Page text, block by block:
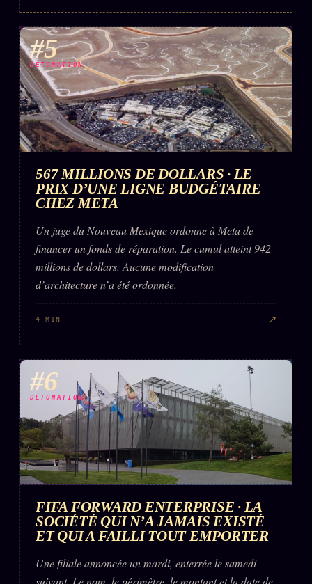
#5
DÉTONATION
567 MILLIONS DE DOLLARS · LE
PRIX D’UNE LIGNE BUDGÉTAIRE
CHEZ META
Un juge du Nouveau Mexique ordonne à Meta de
financer un fonds de réparation. Le cumul atteint 942
millions de dollars. Aucune modification
d’architecture n’a été ordonnée.
4 MIN ↗
#6
DÉTONATION
FIFA FORWARD ENTERPRISE · LA
SOCIÉTÉ QUI N’A JAMAIS EXISTÉ
ET QUI A FAILLI TOUT EMPORTER
Une filiale annoncée un mardi, enterrée le samedi
suivant. Le nom, le périmètre, le montant et la date de